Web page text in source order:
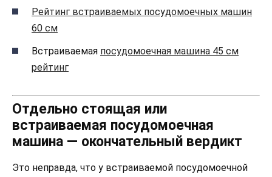
Рейтинг встраиваемых посудомоечных машин
60 см
Встраиваемая посудомоечная машина 45 см
рейтинг
Отдельно стоящая или
встраиваемая посудомоечная
машина — окончательный вердикт
Это неправда, что у встраиваемой посудомоечной